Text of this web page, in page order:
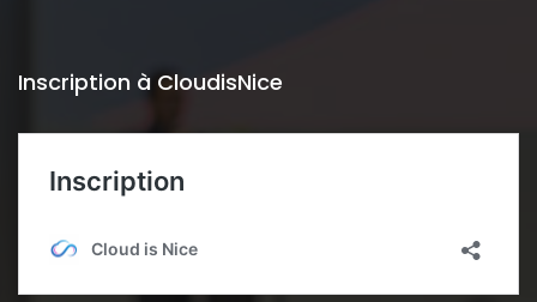
Inscription à CloudisNice